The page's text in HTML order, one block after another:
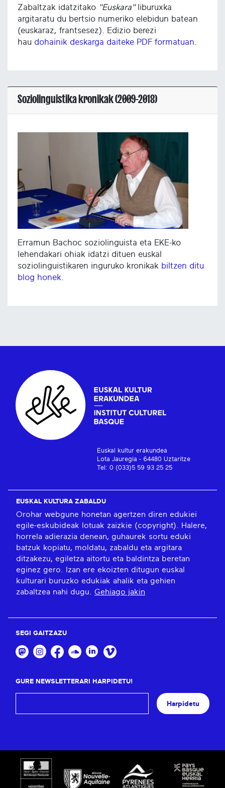
Zabaltzak idatzitako "Euskara"liburuxka
argitaratu du bertsio numeriko elebidun batean
(euskaraz, frantsesez). Edizio berezi
hau dohainik deskarga daiteke PDF formatuan
Soziolinguistika kronikak (2009-2018)
Erramun Bachoc soziolinguista eta EKE-ko
lehendakari ohiak idatzi dituen euskal
soziolinguistikaren inguruko kronikak biltzen ditu
blog honek
Euskal kultur erakundea
Lota Jauregia - 64480 Uztaritze
Tel: 0 (033)5 59 93 25 25
EUSKAL KULTURA ZABALDU
Orohar webgune honetan agertzen diren edukiei
egile-eskubideak lotuak zaizkie (copyright). Halere,
horrela adierazia denean, guhaurek sortu eduki
batzuk kopiatu, moldatu, zabaldu eta argitara
ditzakezu, egiletza aitortu eta baldintza beretan
eginez gero. Izan ere ekoizten ditugun euskal
kulturari buruzko edukiak ahalik eta gehien
zabaltzea nahi dugu. Gehiago jakin
SEGI GAITZAZU
GURE NEWSLETTERARI HARPIDETU!
Harpidetu